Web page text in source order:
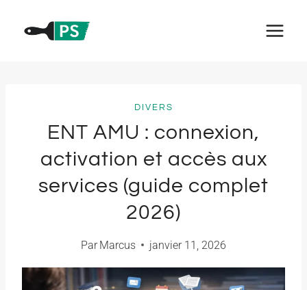
DIVERS
ENT AMU : connexion,
activation et accès aux
services (guide complet
2026)
Par Marcus janvier 11, 2026